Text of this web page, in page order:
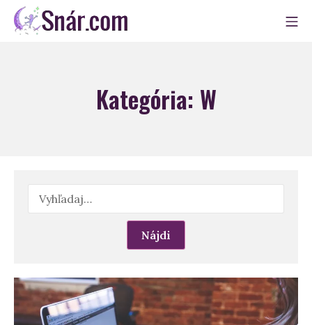
Skip
Kategória: W
Hľadať: